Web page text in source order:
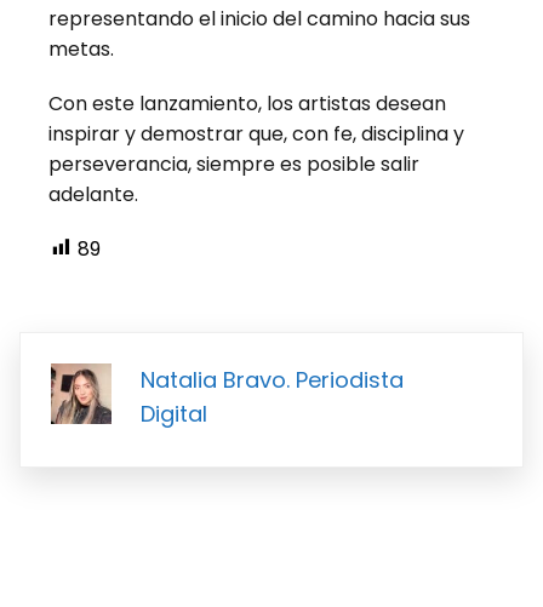
representando el inicio del camino hacia sus
metas.
Con este lanzamiento, los artistas desean
inspirar y demostrar que, con fe, disciplina y
perseverancia, siempre es posible salir
adelante.
89
Natalia Bravo. Periodista
Digital